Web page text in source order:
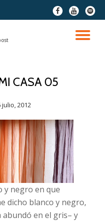
fa-
facebook
fa-
youtube
fa-
spotify
CASA 05
julio, 2012
y negro en que
dicho blanco y negro,
abundó en el gris– y